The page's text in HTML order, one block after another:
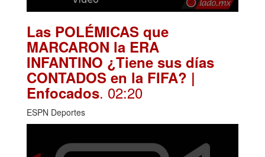
Las POLÉMICAS que
MARCARON la ERA
INFANTINO ¿Tiene sus días
CONTADOS en la FIFA? |
Enfocados. 02:20
ESPN Deportes